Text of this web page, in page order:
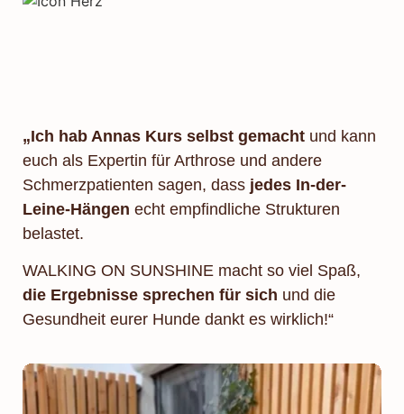
„Ich hab Annas Kurs selbst gemacht und kann
euch als Expertin für Arthrose und andere
Schmerzpatienten sagen, dass jedes In-der-
Leine-Hängen echt empfindliche Strukturen
belastet.
WALKING ON SUNSHINE macht so viel Spaß,
die Ergebnisse sprechen für sich und die
Gesundheit eurer Hunde dankt es wirklich!“